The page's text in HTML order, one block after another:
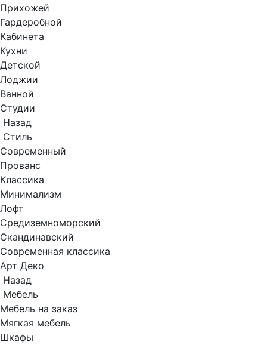
Прихожей
Гардеробной
Кабинета
Кухни
Детской
Лоджии
Ванной
Студии
Назад
Стиль
Современный
Прованс
Классика
Минимализм
Лофт
Средиземноморский
Скандинавский
Современная классика
Арт Деко
Назад
Мебель
Мебель на заказ
Мягкая мебель
Шкафы